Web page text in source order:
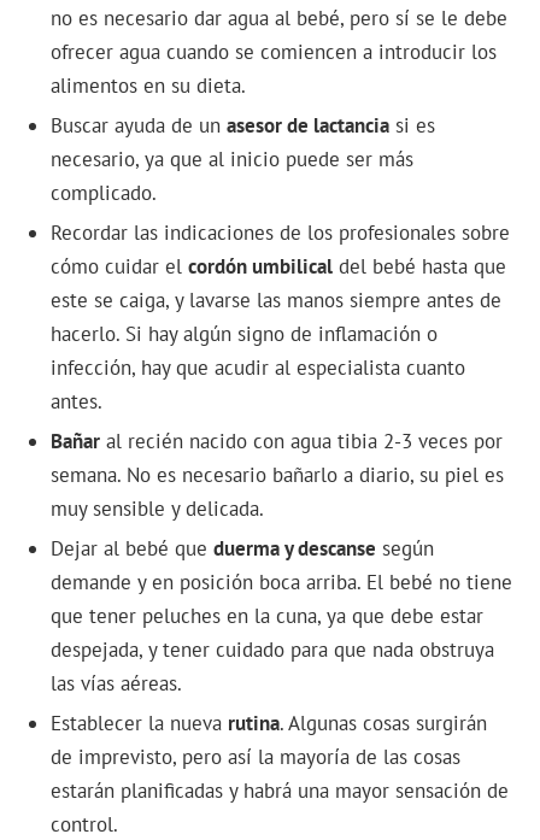
no es necesario dar agua al bebé, pero sí se le debe
ofrecer agua cuando se comiencen a introducir los
alimentos en su dieta.
Buscar ayuda de unasesor de lactancia si es
necesario, ya que al inicio puede ser más
complicado.
Recordar las indicaciones de los profesionales sobre
cómo cuidar elcordón umbilical del bebé hasta que
este se caiga, y lavarse las manos siempre antes de
hacerlo. Si hay algún signo de inflamación o
infección, hay que acudir al especialista cuanto
antes.
Bañar al recién nacido con agua tibia 2-3 veces por
semana. No es necesario bañarlo a diario, su piel es
muy sensible y delicada.
Dejar al bebé queduerma y descanse según
demande y en posición boca arriba. El bebé no tiene
que tener peluches en la cuna, ya que debe estar
despejada, y tener cuidado para que nada obstruya
las vías aéreas.
Establecer la nueva rutina. Algunas cosas surgirán
de imprevisto, pero así la mayoría de las cosas
estarán planificadas y habrá una mayor sensación de
control.